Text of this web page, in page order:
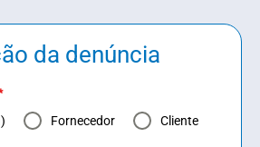
da denúncia
Fornecedor
Cliente